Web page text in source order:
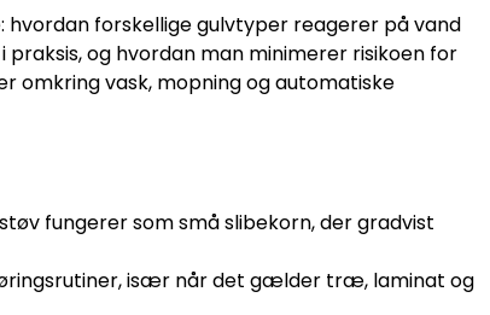
hvordan forskellige gulvtyper reagerer på vand
og hvordan man minimerer risikoen for
omkring vask, mopning og automatiske
fungerer som små slibekorn, der gradvist
især når det gælder træ, laminat og